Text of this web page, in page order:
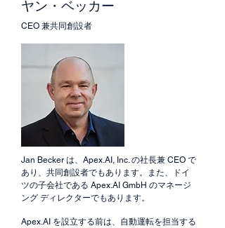
ヤン・ベッカー
CEO 兼共同創設者
Jan Becker は、Apex.AI, Inc. の社長兼 CEO で
あり、共同創設者でもあります。また、ドイ
ツの子会社である Apex.AI GmbH のマネージ
ング ディレクターでもあります。
Apex.AI を設立する前は、自動運転を担当する